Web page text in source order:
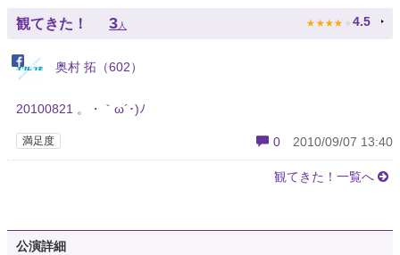
観てきた！ 3 人 ★ ★ ★ ★ ★ 4.5
奥村 拓（602）
20100821 。・｀ω´･)ﾉ
満足度 0 2010/09/07 13:40
観てきた！一覧へ
公演詳細